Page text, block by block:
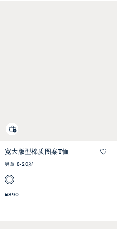
快速预览
宽大版型棉质图案T恤
男童 8-20岁
¥890